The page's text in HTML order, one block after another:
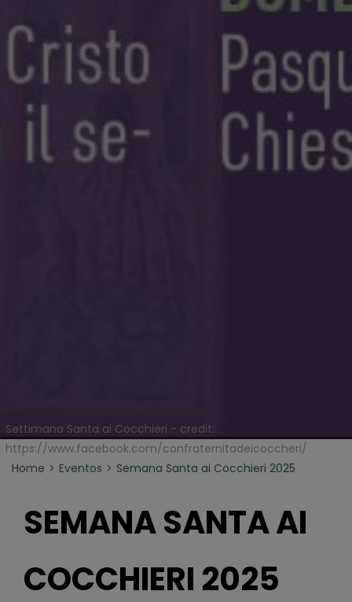
Settimana Santa ai Cocchieri - credit:
https://www.facebook.com/confraternitadeicoccheri/
Home
Eventos Semana Santa ai Cocchieri 2025
SEMANA SANTA AI
COCCHIERI 2025